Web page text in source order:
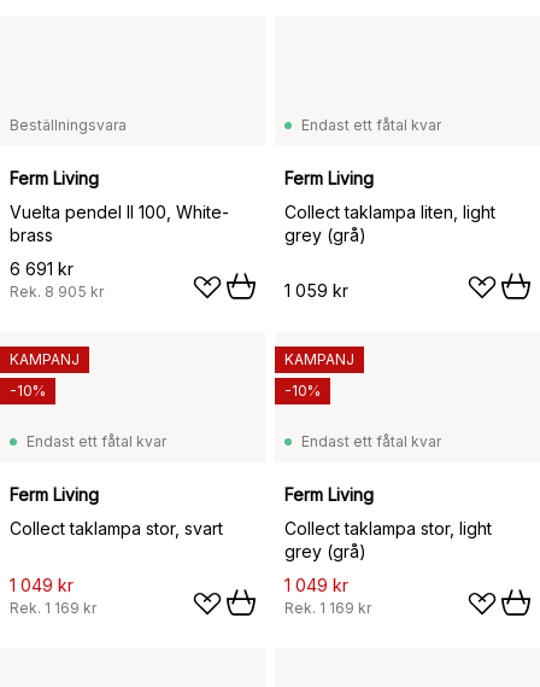
Beställningsvara
Ferm Living
Vuelta pendel II 100, White-
brass
6 691 kr
Rek. 8 905 kr
Endast ett fåtal kvar
Ferm Living
Collect taklampa liten, light
grey (grå)
1 059 kr
Endast ett fåtal kvar
Ferm Living
Collect taklampa stor, svart
1 049 kr
Rek. 1 169 kr
KAMPANJ
-10%
Endast ett fåtal kvar
Ferm Living
Collect taklampa stor, light
grey (grå)
1 049 kr
Rek. 1 169 kr
KAMPANJ
-10%